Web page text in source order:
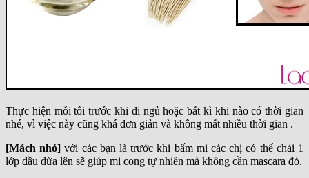
Thực hiện mỗi tối trước khi đi ngủ hoặc bất kì khi nào có thời gian
nhé, vì việc này cũng khá đơn giản và không mất nhiều thời gian .
[Mách nhỏ] với các bạn là trước khi bấm mi các chị có thể chải 1
lớp dầu dừa lên sẽ giúp mi cong tự nhiên mà không cần mascara đó.